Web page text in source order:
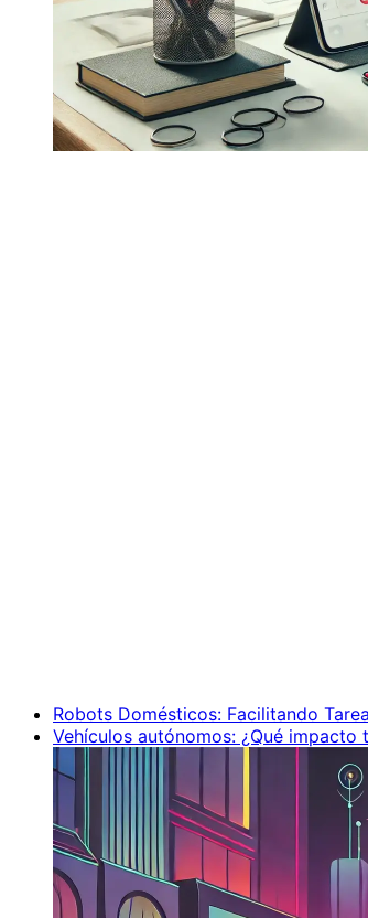
Robots Domésticos: Facilitando
Vehículos autónomos: ¿Qué impacto